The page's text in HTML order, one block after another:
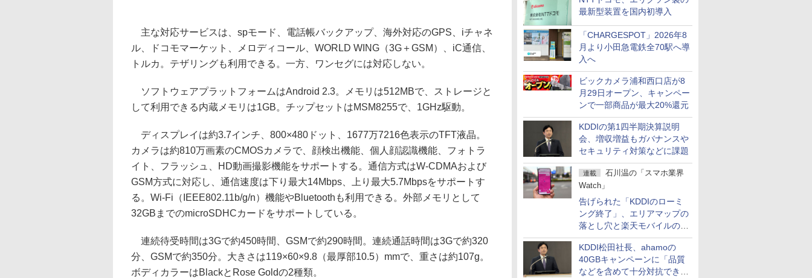
最新型装置を国内初導入
「CHARGESPOT」2026年8
月より小田急電鉄全70駅へ導
入へ
ビックカメラ浦和西口店が8
月29日オープン、キャンペー
ンで一部商品が最大20%還元
KDDIの第1四半期決算説明
会、増収増益もガバナンスや
セキュリティ対策などに課題
連載
石川温の「スマホ業界
Watch」
告げられた「KDDIのローミ
ング終了」、エリアマップの
落とし穴と楽天モバイルの課
題
KDDI松田社長、ahamoの
40GBキャンペーンに「品質
などを含めて十分対抗でき
主な対応サービスは、spモード、電話帳バックアップ、海外対応のGPS、iチャネ
ル、ドコモマーケット、メロディコール、WORLD WING（3G＋GSM）、iC通信、
トルカ。テザリングも利用できる。一方、ワンセグには対応しない。
ソフトウェアプラットフォームはAndroid 2.3。メモリは512MBで、ストレージと
して利用できる内蔵メモリは1GB。チップセットはMSM8255で、1GHz駆動。
ディスプレイは約3.7インチ、800×480ドット、1677万7216色表示のTFT液晶。
カメラは約810万画素のCMOSカメラで、顔検出機能、個人顔認識機能、フォトラ
イト、フラッシュ、HD動画撮影機能をサポートする。通信方式はW-CDMAおよび
GSM方式に対応し、通信速度は下り最大14Mbps、上り最大5.7Mbpsをサポートす
る。Wi-Fi（IEEE802.11b/g/n）機能やBluetoothも利用できる。外部メモリとして
32GBまでのmicroSDHCカードをサポートしている。
連続待受時間は3Gで約450時間、GSMで約290時間。連続通話時間は3Gで約320
分、GSMで約350分。大きさは119×60×9.8（最厚部10.5）mmで、重さは約107g。
ボディカラーはBlackとRose Goldの2種類。